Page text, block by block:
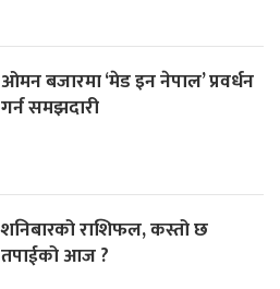
ओमन बजारमा ‘मेड इन नेपाल’ प्रवर्धन
गर्न समझदारी
शनिबारको राशिफल, कस्तो छ
तपाईको आज ?